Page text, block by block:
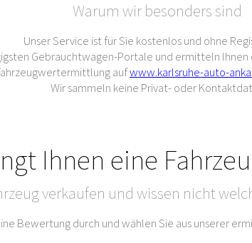
Warum wir besonders sind
Unser Service ist für Sie kostenlos und ohne
Gebrauchtwagen-Portale und ermitteln Ihnen
aufwww.karlsruhe-auto-
Wir sammeln keine Privat- oder
Ihnen eine
verkaufen und wissen nicht
Bewertung durch und wählen Sie aus unserer